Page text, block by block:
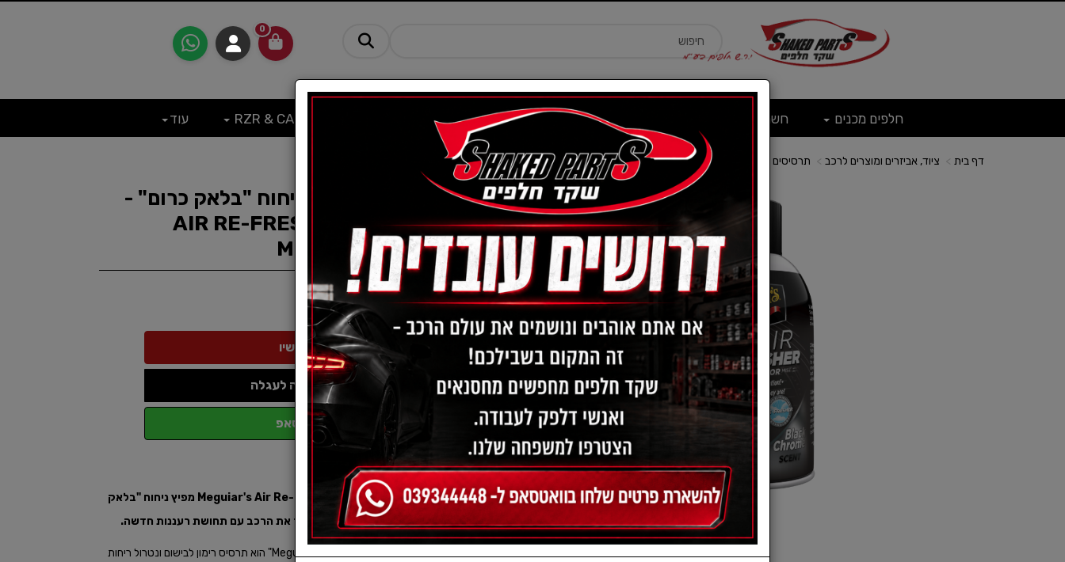
0
חלפים מכנים חשמל ציוד, אביזרים ומוצרים לרכב עוד
דף בית ציוד, אביזרים ומוצרים לרכב תרסיסים לרכב
תרסיס רימון מבשם ריח בניחוח "בלאק כרום" -
AIR RE-FRESHER BLACK CHROME
SCENT מבית MEGUIAR'S
מק"ט :MGRG181302
₪68
הוספה לעגלה
ווטסאפ
תיאור:
חוויה של רכב חדש בלחיצת כפתור – Meguiar's Air Re-Fresher מפיץ ניחוח "בלאק
כרום" מרענן שמנטרל ריחות לא נעימים ומשאיר את הרכב עם תחושת רעננות חדשה.​
Meguiar's Air Re-Fresher "BLACK CHROME Scent" הוא תרסיס רימון לבישום ונטרול ריחות